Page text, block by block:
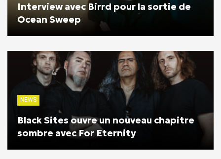
Interview avec Birrd pour la sortie de
Ocean Sweep
NEWS
Black Sites ouvre un nouveau chapitre
sombre avec For Eternity